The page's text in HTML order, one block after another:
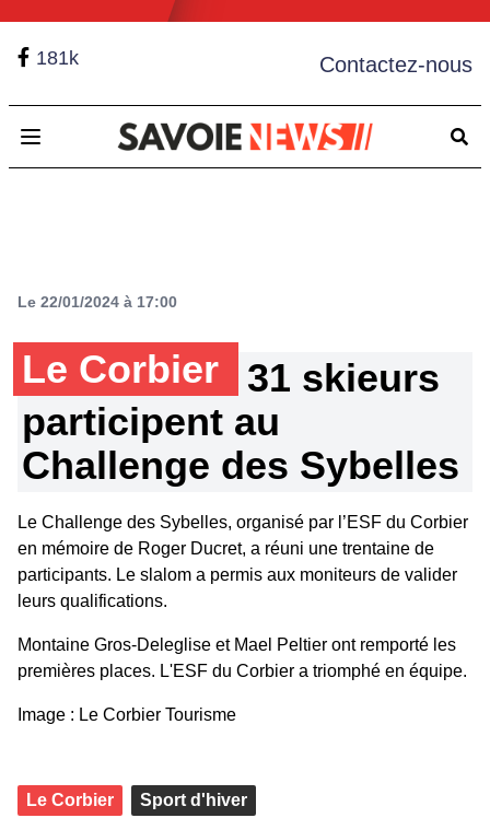
181k Contactez-nous
Open main menu
Le 22/01/2024 à 17:00
Le Corbier
31 skieurs
participent au
Challenge des Sybelles
Le Challenge des Sybelles, organisé par l’ESF du Corbier
en mémoire de Roger Ducret, a réuni une trentaine de
participants. Le slalom a permis aux moniteurs de valider
leurs qualifications.
Montaine Gros-Deleglise et Mael Peltier ont remporté les
premières places. L'ESF du Corbier a triomphé en équipe.
Image : Le Corbier Tourisme
Le Corbier Sport d'hiver